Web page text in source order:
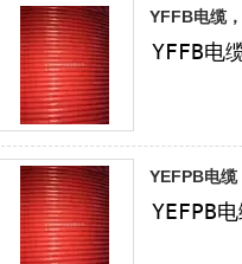
YFFB电缆
YEFPB电